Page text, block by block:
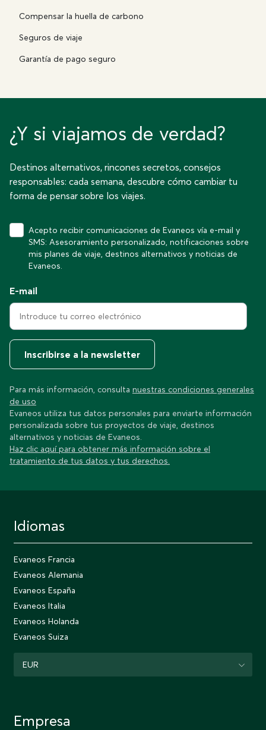
Compensar la huella de carbono
Seguros de viaje
Garantía de pago seguro
¿Y si viajamos de verdad?
Destinos alternativos, rincones secretos, consejos
responsables: cada semana, descubre cómo cambiar tu
forma de pensar sobre los viajes.
Acepto recibir comunicaciones de Evaneos vía e-mail y
SMS: Asesoramiento personalizado, notificaciones sobre
mis planes de viaje, destinos alternativos y noticias de
Evaneos.
E-mail
Inscribirse a la newsletter
Para más información, consulta nuestras condiciones generales
de uso
Evaneos utiliza tus datos personales para enviarte información
personalizada sobre tus proyectos de viaje, destinos
alternativos y noticias de Evaneos.
Haz clic aquí para obtener más información sobre el
tratamiento de tus datos y tus derechos.
Idiomas
Evaneos Francia
Evaneos Alemania
Evaneos España
Evaneos Italia
Evaneos Holanda
Evaneos Suiza
EUR
Empresa